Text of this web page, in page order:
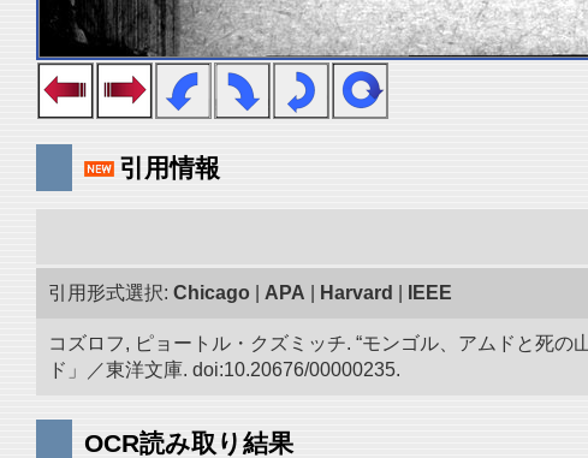
引用情報
引用形式選択: Chicago APA Harvard IEEE
コズロフ, ピョートル・クズミッチ. “モンゴル、アムドと死
ド」／東洋文庫. doi:10.20676/00000235.
OCR読み取り結果